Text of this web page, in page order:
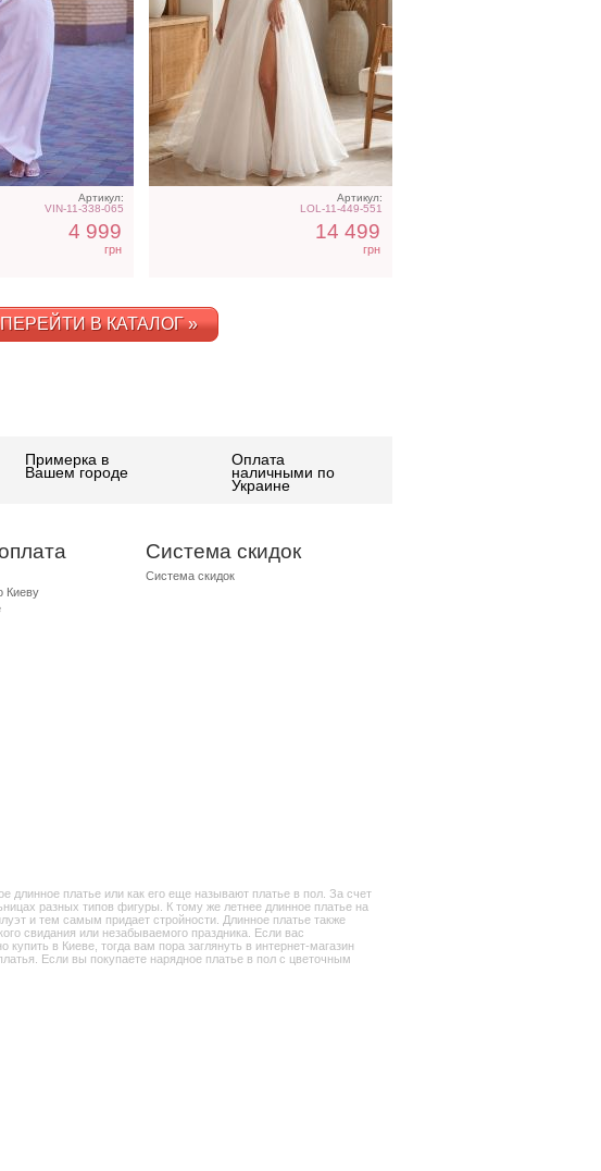
длинное платье или как его еще называют платье в пол. За счет
разных типов фигуры. К тому же летнее длинное платье на
и тем самым придает стройности. Длинное платье также
свидания или незабываемого праздника. Если вас
в Киеве, тогда вам пора заглянуть в интернет-магазин
Если вы покупаете нарядное платье в пол с цветочным
Артикул:
VIN-11-338-065
4 999
грн
Артикул:
LOL-11-449-551
14 499
грн
В КАТАЛОГ »
Примерка в
Вашем городе
Оплата
наличными по
Украине
Киеву
Система скидок
Система скидок